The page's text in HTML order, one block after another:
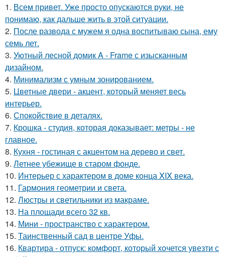
1. Всем привет. Уже просто опускаются руки, не
понимаю, как дальше жить в этой ситуации.
2. После развода с мужем я одна воспитываю сына, ему
семь лет.
3. Уютный лесной домик A - Frame с изысканным
дизайном.
4. Минимализм с умным зонированием.
5. Цветные двери - акцент, который меняет весь
интерьер.
6. Спокойствие в деталях.
7. Крошка - студия, которая доказывает: метры - не
главное.
8. Кухня - гостиная с акцентом на дерево и свет.
9. Летнее убежище в старом фонде.
10. Интерьер с характером в доме конца XIX века.
11. Гармония геометрии и света.
12. Люстры и светильники из макраме.
13. На площади всего 32 кв.
14. Мини - пространство с характером.
15. Таинственный сад в центре Уфы.
16. Квартира - отпуск: комфорт, который хочется увезти с